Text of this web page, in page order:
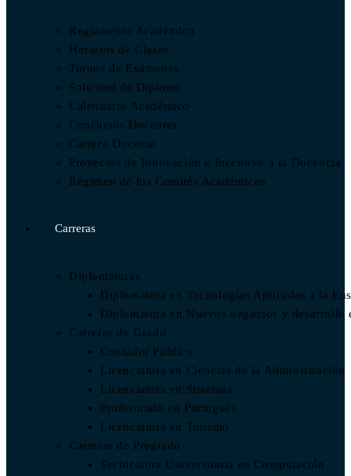
Reglamento Académico
Horarios de Clases
Turnos de Exámenes
Solicitud de Diploma
Calendario Académico
Concursos Docentes
Carrera Docente
Proyectos de Innovación e Incentivo a la Docencia
Régimen de los Comités Académicos
Carreras
Diplomaturas
Diplomatura en Tecnologías Aplicadas a la
Diplomatura en Nuevos negocios y desarrollo
Carreras de Grado
Contador Público
Licenciatura en Ciencias de la Administración
Licenciatura en Sistemas
Profesorado en Portugués
Licenciatura en Turismo
Carreras de Pregrado
Tecnicatura Universitaria en Computación